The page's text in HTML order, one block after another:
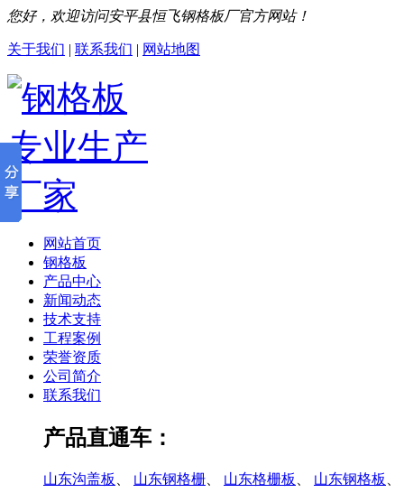
您好，欢迎访问安平县恒飞钢格板厂官方网站！
关于我们 | 联系我们 | 网站地图
网站首页
钢格板
产品中心
新闻动态
技术支持
工程案例
荣誉资质
公司简介
联系我们
产品直通车：
山东沟盖板 山东钢格栅 山东格栅板 山东钢格板